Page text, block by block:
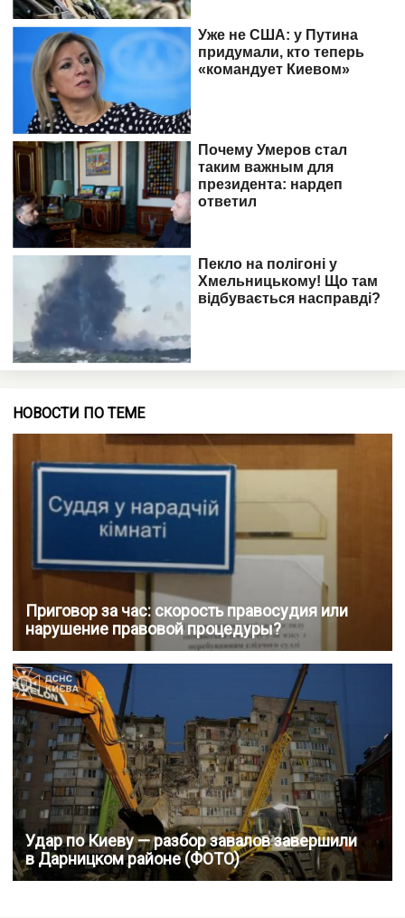
НОВОСТИ ПО ТЕМЕ
Приговор за час: скорость правосудия или
нарушение правовой процедуры?
Удар по Киеву — разбор завалов завершили
в Дарницком районе (ФОТО)